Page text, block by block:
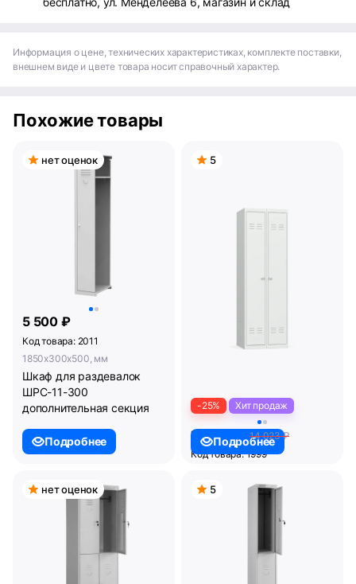
Информация о цене, технических характеристиках, комплекте поставки,
внешнем виде и цвете товара носит справочный характер.
Похожие товары
нет оценок
5 500 ₽
Код товара: 2011
1850x300x500, мм
Шкаф для раздевалок
ШРС-11-300
дополнительная секция
Подробнее
5
-25% Хит продаж
10 550 ₽
14 023 ₽
Код товара: 1999
Шкаф для раздевалок
Подробнее
нет оценок 5